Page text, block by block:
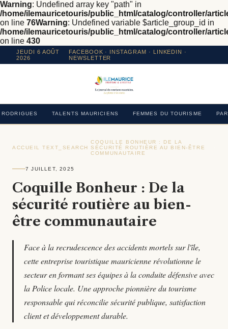
Warning: Undefined array key "path" in
/home/ilemauricetouris/public_html/catalog/controller/
on line 76Warning: Undefined variable $article_group_id in
/home/ilemauricetouris/public_html/catalog/controller/
on line 430
JEUDI 6 AOÛT
2026
FACEBOOK · INSTAGRAM · LINKEDIN ·
NEWSLETTER
RODRIGUES TALENTS MAURICIENS FEMMES DU TOURISME
ACCUEIL ›TEXT_SEARCH ›
COQUILLE BONHEUR : DE LA
SÉCURITÉ ROUTIÈRE AU BIEN-ÊTRE
COMMUNAUTAIRE
7 JUILLET, 2025
Coquille Bonheur : De la
sécurité routière au bien-
être communautaire
Face à la recrudescence des accidents mortels sur l'île,
cette entreprise touristique mauricienne révolutionne le
secteur en formant ses équipes à la conduite défensive avec
la Police locale. Une approche pionnière du tourisme
responsable qui réconcilie sécurité publique, satisfaction
client et développement durable.